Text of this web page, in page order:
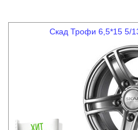
Скад Трофи 6,5*15 5/